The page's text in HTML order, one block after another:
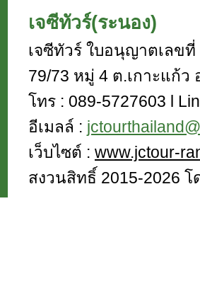
เจซีทัวร์(ระนอง)
เจซีทัวร์ ใบอนุญาตเลขที่
79/73 หมู่ 4 ต.เกาะแก้ว
โทร : 089-5727603 l
อีเมลล์ :
เว็บไซต์ : www.jctour-
สงวนสิทธิ์ 2015-2026 โ